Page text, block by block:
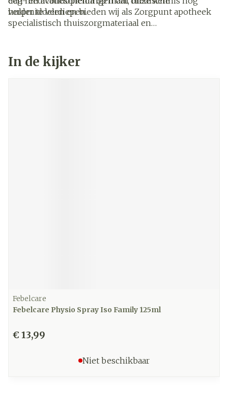
verder te verdiepen.
hulpmiddelen en bieden wij als Zorgpunt apotheek
specialistisch thuiszorgmateriaal en
In de kijker
Febelcare
Febelcare Physio Spray Iso Family 125ml
€ 13,99
Niet beschikbaar